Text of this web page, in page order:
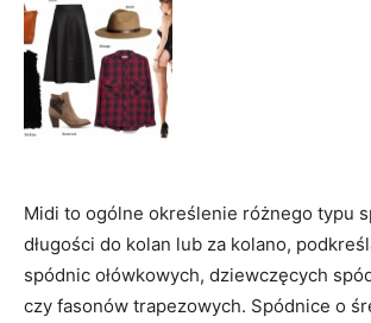
Midi to ogólne określenie różnego typu
długości do kolan lub za kolano,
spódnic ołówkowych, dziewczęcych
czy fasonów trapezowych. Spódnice o